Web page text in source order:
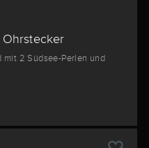
2 Südsee-Perlen und